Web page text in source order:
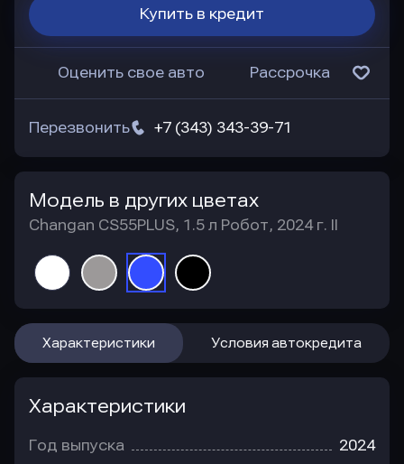
Купить в кредит
Оценить свое авто Рассрочка
+7 (343) 343-39-71
Перезвонить
Модель в других цветах
Changan CS55PLUS, 1.5 л Робот, 2024 г. II
Характеристики Условия автокредита
Характеристики
Год выпуска 2024